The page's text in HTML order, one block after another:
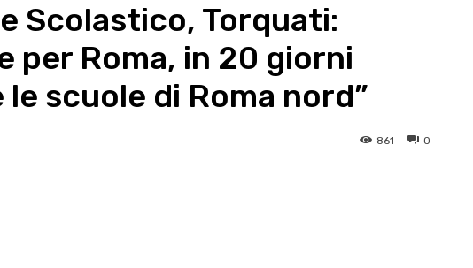
Scolastico, Torquati:
per Roma, in 20 giorni
scuole di Roma nord”
0
861